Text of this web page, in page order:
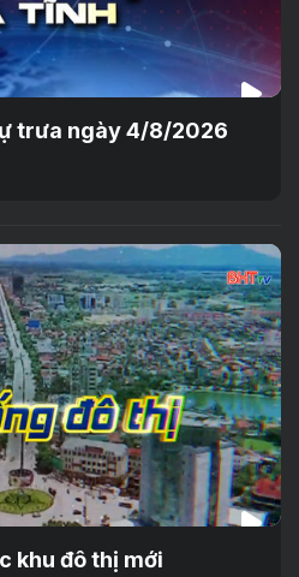
trưa ngày 4/8/2026
khu đô thị mới